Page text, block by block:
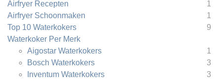
Airfryer Recepten
1
Airfryer Schoonmaken
1
Top 10 Waterkokers
9
Waterkoker Per Merk
Aigostar Waterkokers
1
Bosch Waterkokers
3
Inventum Waterkokers
3